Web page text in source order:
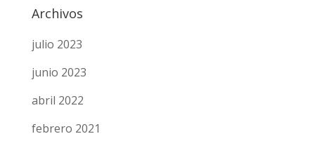
Archivos
julio 2023
junio 2023
abril 2022
febrero 2021